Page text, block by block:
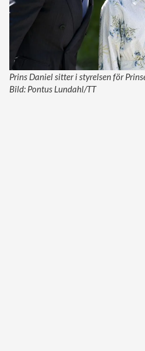
Prins Daniel sitter i styrelsen för
Bild: Pontus Lundahl/TT